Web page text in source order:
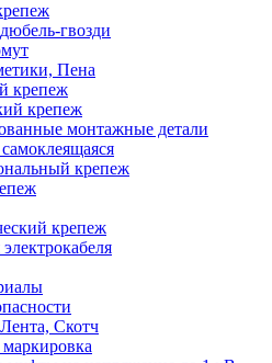
гвозди
Пена
крепеж
крепеж
монтажные детали
крепеж
крепеж
Скотч